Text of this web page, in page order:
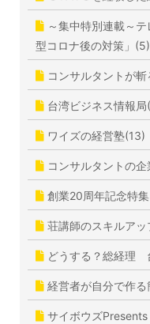
～集中特別連載～
型コロナ後の対策」(5)
コンサルタントが
台湾ビジネス情報
ワイズの経営塾(13)
コンサルタントの
創業20周年記念特
荘講師のスキルア
どうする？総経理
経営者が自分で作
サイボウズ